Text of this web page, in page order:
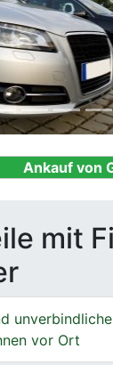
Ankauf von
mit
vor Ort